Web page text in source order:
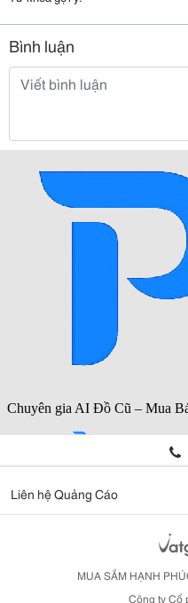
Bình luận
Liên hệ Quảng Cáo
MUA SẮM HẠNH
Công ty Cổ